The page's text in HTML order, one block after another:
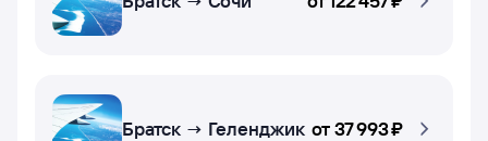
Братск → Геленджик от37 ⁠993 ⁠₽